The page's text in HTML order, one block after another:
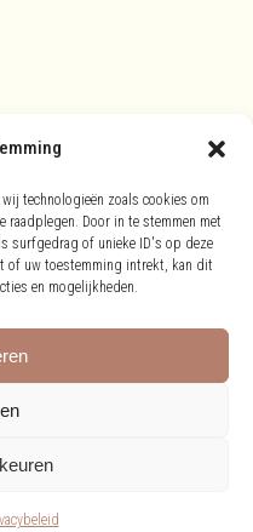
technologieën zoals cookies om
raadplegen. Door in te stemmen met
surfgedrag of unieke ID's op deze
of uw toestemming intrekt, kan dit
en mogelijkheden.